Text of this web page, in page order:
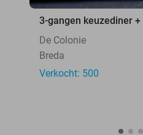
3-gangen keuzediner
De Colonie
Breda
Verkocht: 500